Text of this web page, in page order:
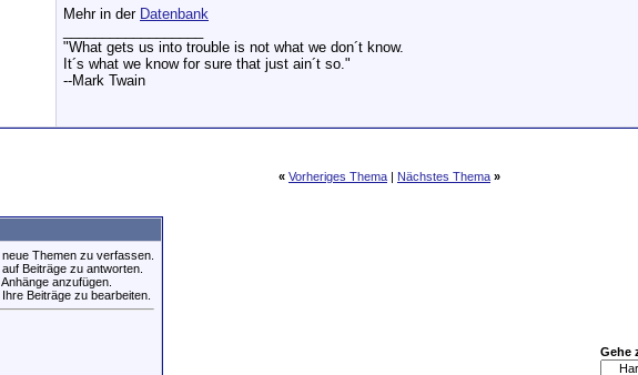
Mehr in der Datenbank
"What gets us into trouble is not what we don´t know.
It´s what we know for sure that just ain´t so."
--Mark Twain
« Vorheriges Thema | Nächstes Thema »
, neue Themen zu verfassen.
, auf Beiträge zu antworten.
, Anhänge anzufügen.
, Ihre Beiträge zu bearbeiten.
Gehe